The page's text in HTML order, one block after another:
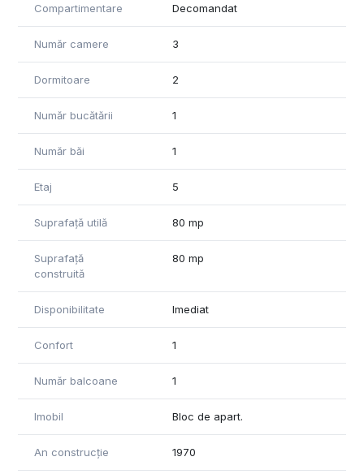
Compartimentare Decomandat
Număr camere 3
Dormitoare 2
Număr bucătării 1
Număr băi 1
Etaj 5
Suprafață utilă 80 mp
Suprafață
construită
80 mp
Disponibilitate Imediat
Confort 1
Număr balcoane 1
Imobil Bloc de apart.
An construcție 1970